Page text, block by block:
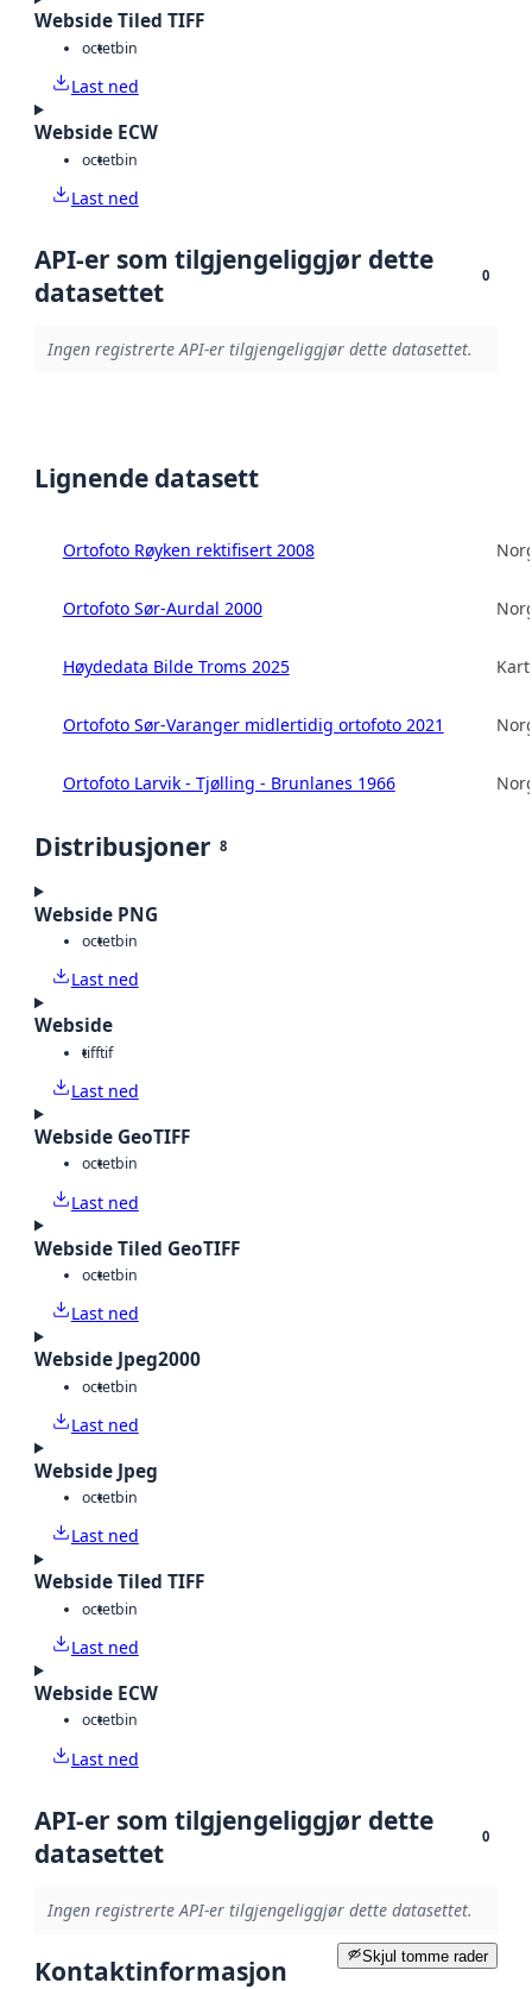
Webside Tiled TIFF
octetbin
Last ned
Webside ECW
octetbin
Last ned
API-er som tilgjengeliggjør dette
datasettet
0
Ingen registrerte API-er tilgjengeliggjør dette datasettet.
Lignende datasett
Ortofoto Røyken rektifisert 2008
Ortofoto Sør-Aurdal 2000
Høydedata Bilde Troms 2025
Ortofoto Sør-Varanger midlertidig ortofoto 2021
Ortofoto Larvik - Tjølling - Brunlanes 1966
Distribusjoner 8
Webside PNG
octetbin
Last ned
Webside
tifftif
Last ned
Webside GeoTIFF
octetbin
Last ned
Webside Tiled GeoTIFF
octetbin
Last ned
Webside Jpeg2000
octetbin
Last ned
Webside Jpeg
octetbin
Last ned
Webside Tiled TIFF
octetbin
Last ned
Webside ECW
octetbin
Last ned
API-er som tilgjengeliggjør dette
datasettet
0
Ingen registrerte API-er tilgjengeliggjør dette datasettet.
Skjul tomme rader
Kontaktinformasjon